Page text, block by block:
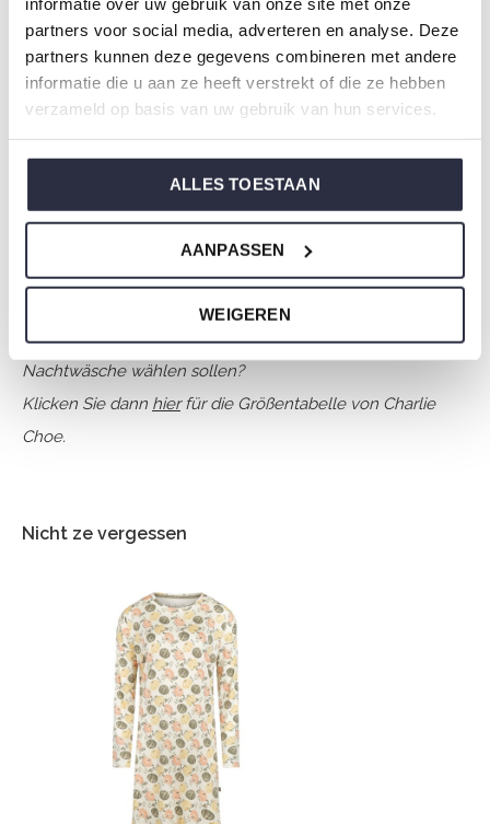
partners voor social media, adverteren en analyse. Deze
partners kunnen deze gegevens combineren met andere
informatie die u aan ze heeft verstrekt of die ze hebben
verzameld op basis van uw gebruik van hun services.
ALLES TOESTAAN
AANPASSEN
WEIGEREN
Geschlecht: Damen
Farbe: Off white
Zusammensetzung: 50% Cotton/ 50% Modal
Artikelnummer: O57117-38
Die Nachtwäsche von Charlie Choe ist gefertigt aus
einem wunderbar weichen Jersey und hat eine perfekte
Passform.
Sie sind sich nicht sicher, welche Größe Sie für unsere
Nachtwäsche wählen sollen?
Klicken Sie dann hierfür die Größentabelle von Charlie
Choe.
Nicht ze vergessen